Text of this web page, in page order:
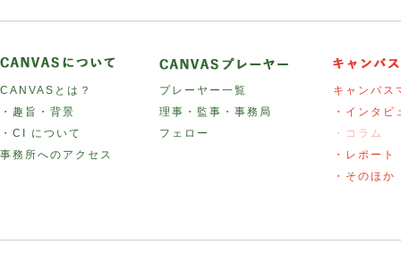
CANVASとは？
・趣旨・背景
・CI について
事務所へのアクセス
プレーヤー一覧
理事・監事・事務局
フェロー
キャンバス
・インタビ
・コラム
・レポート
・そのほか